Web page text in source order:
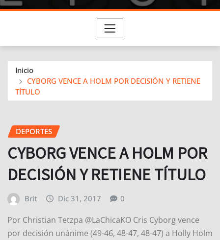
Inicio
CYBORG VENCE A HOLM POR DECISIÓN Y RETIENE
TÍTULO
DEPORTES
CYBORG VENCE A HOLM POR
DECISIÓN Y RETIENE TÍTULO
Brit Dic 31, 2017 0
Por Christian Tetzpa @LaChicaKO Cris Cyborg vence
por decisión unánime (49-46, 48-47, 48-47) a Holly Holm